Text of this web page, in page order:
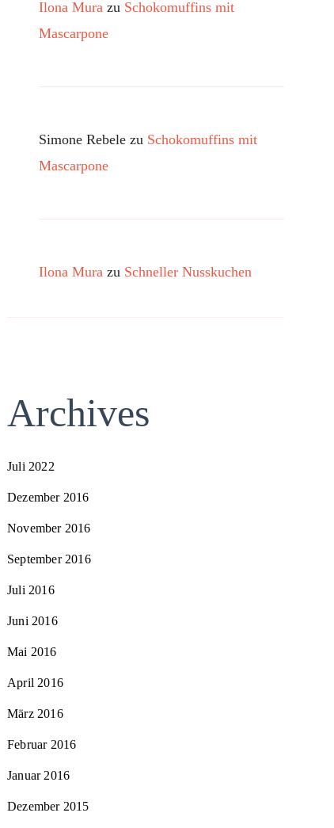
Ilona Mura zu Schokomuffins mit
Mascarpone
Simone Rebele zu Schokomuffins mit
Mascarpone
Ilona Mura zu Schneller Nusskuchen
Archives
Juli 2022
Dezember 2016
November 2016
September 2016
Juli 2016
Juni 2016
Mai 2016
April 2016
März 2016
Februar 2016
Januar 2016
Dezember 2015